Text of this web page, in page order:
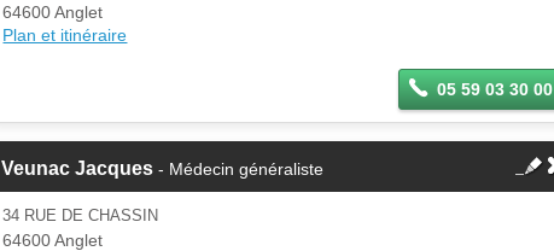
64600 Anglet
Plan et itinéraire
05 59 03 30 00
Veunac Jacques - Médecin généraliste
34 RUE DE CHASSIN
64600 Anglet